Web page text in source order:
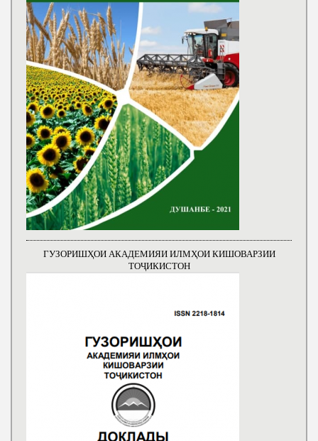
ГУЗОРИШҲОИ АКАДЕМИЯИ ИЛМҲОИ КИШОВАРЗИИ
ТОҶИКИСТОН